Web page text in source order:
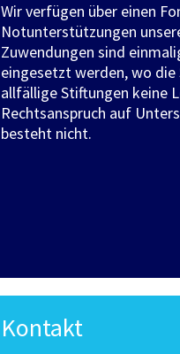
Wir verfügen über einen
Notunterstützungen
Zuwendungen sind
eingesetzt werden, wo
allfällige Stiftungen keine
Rechtsanspruch auf
besteht nicht.
Kontakt